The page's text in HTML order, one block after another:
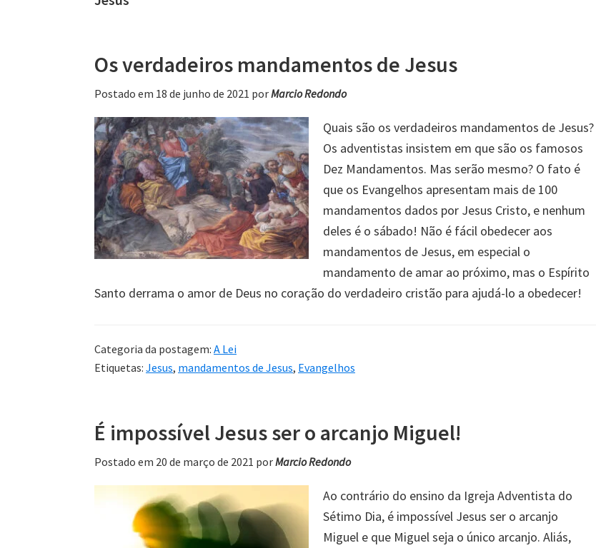
Os verdadeiros mandamentos de Jesus
Postado em 18 de junho de 2021 porMarcio Redondo
Quais são os verdadeiros mandamentos de Jesus?
Os adventistas insistem em que são os famosos
Dez Mandamentos. Mas serão mesmo? O fato é
que os Evangelhos apresentam mais de 100
mandamentos dados por Jesus Cristo, e nenhum
deles é o sábado! Não é fácil obedecer aos
mandamentos de Jesus, em especial o
mandamento de amar ao próximo, mas o Espírito
Santo derrama o amor de Deus no coração do verdadeiro cristão para ajudá-lo a obedecer!
Categoria da postagem: A Lei
Etiquetas: Jesus, mandamentos de Jesus, Evangelhos
É impossível Jesus ser o arcanjo Miguel!
Postado em 20 de março de 2021 porMarcio Redondo
Ao contrário do ensino da Igreja Adventista do
Sétimo Dia, é impossível Jesus ser o arcanjo
Miguel e que Miguel seja o único arcanjo. Aliás,